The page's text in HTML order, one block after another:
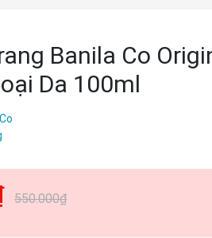
Banila Co
Da 100ml
550.000₫